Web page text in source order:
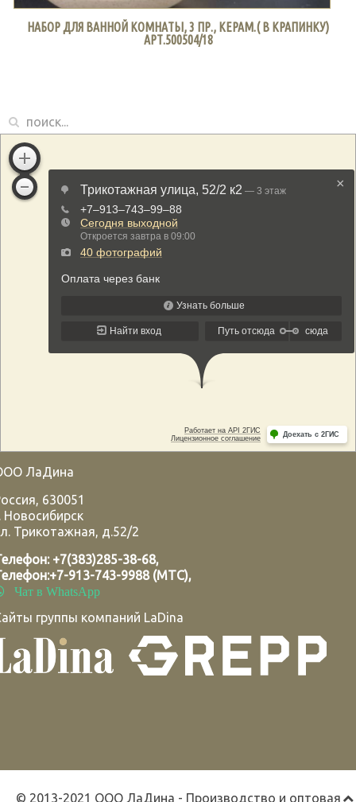
НАБОР ДЛЯ ВАННОЙ КОМНАТЫ, 3 ПР., КЕРАМ.( В КРАПИНКУ)
АРТ.500504/18
ЛаДина
, 630051
Новосибирск
Трикотажная, д.52/2
+7(383)285-38-68,
+7-913-743-9988 (МТС),
Чат в WhatsApp
группы компаний LaDina
© 2013-2021 ООО ЛаДина - Производство и оптовая